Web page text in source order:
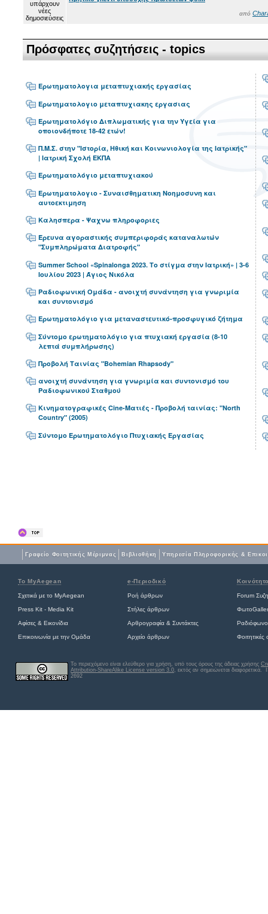
από
Πρόσφατες συζητήσεις - topics
Ερωτηματολογια μεταπτυχιακής εργασίας
Ερωτηματολογιο μεταπτυχιακης εργασιας
Ερωτηματολόγιο Διπλωματικής για την Υγεία για
οποιονδήποτε 18-42 ετών!
Π.Μ.Σ. στην "Ιστορία, Ηθική και Κοινωνιολογία της Ιατρικής"
| Ιατρική Σχολή ΕΚΠΑ
Ερωτηματολόγιο μεταπτυχιακού
Ερωτηματολογιο - Συναισθηματικη Νοημοσυνη και
αυτοεκτιμηση
Καλησπερα - Ψαχνω πληροφοριες
Έρευνα αγοραστικής συμπεριφοράς καταναλωτών
"Συμπληρώματα Διατροφής"
Summer School «Spinalonga 2023. Το στίγμα στην Ιατρική» | 3-6
Ιουλίου 2023 | Άγιος Νικόλα
Ραδιοφωνική Ομάδα - ανοιχτή συνάντηση για γνωριμία
και συντονισμό
Ερωτηματολόγιο για μεταναστευτικό-προσφυγικό ζήτημα
Σύντομο ερωτηματολόγιο για πτυχιακή εργασία (8-10
λεπτά συμπλήρωσης)
Προβολή Ταινίας "Bohemian Rhapsody"
ανοιχτή συνάντηση για γνωριμία και συντονισμό του
Ραδιοφωνικού Σταθμού
Κινηματογραφικές Cine-Ματιές - Προβολή ταινίας: "North
Country" (2005)
Σύντομο Ερωτηματολόγιο Πτυχιακής Εργασίας
Γραφείο Φοιτητικής Μέριμνας Βιβλιοθήκη Yπηρεσία Πληροφορικής &
Το MyAegean e-Περιοδικό
Σχετικά με το MyAegean Ροή άρθρων Forum
Press Kit - Media Kit Στήλες άρθρων
Αφίσες & Εικονίδια Αρθρογραφία & Συντάκτες Ραδιόφωνο
Επικοινωνία με την Ομάδα Αρχείο άρθρων
Το περιεχόμενο είναι ελεύθερο για χρήση, υπό τους όρους της άδειας χρήσης
Attribution-ShareAlike License version 3.0, εκτός αν σημειώνεται διαφορετικά.
2692